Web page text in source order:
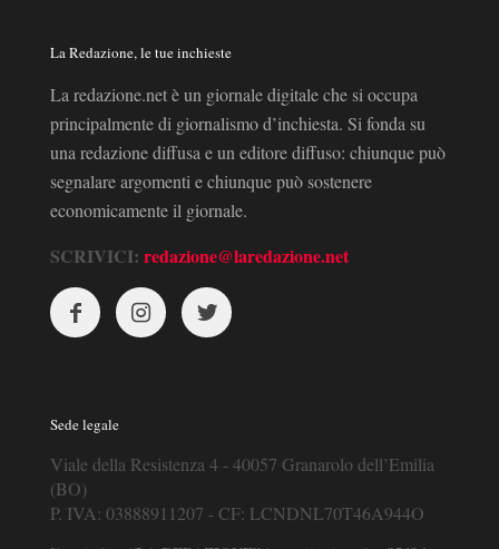
La Redazione, le tue inchieste
La redazione.net è un giornale digitale che si occupa
principalmente di giornalismo d’inchiesta. Si fonda su
una redazione diffusa e un editore diffuso: chiunque può
segnalare argomenti e chiunque può sostenere
economicamente il giornale.
SCRIVICI: redazione@laredazione.net
Sede legale
Viale della Resistenza 4 - 40057 Granarolo dell’Emilia
(BO)
P. IVA: 03888911207 - CF: LCNDNL70T46A944O